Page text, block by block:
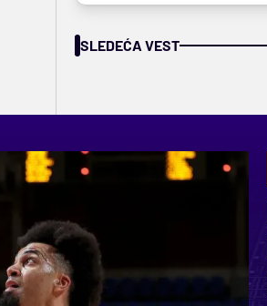
SLEDEĆA VEST